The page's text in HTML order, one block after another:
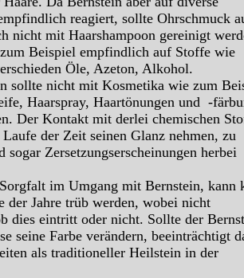
reagiert, sollte Ohrschmuck
nicht mit Haarshampoon gereinigt
Beispiel empfindlich auf Stoffe wie
Öle, Azeton, Alkohol.
sollte nicht mit Kosmetika wie zum
Haarspray, Haartönungen und -
Der Kontakt mit derlei chemischen
der Zeit seinen Glanz nehmen, zu
sogar Zersetzungserscheinungen herbei
im Umgang mit Bernstein, kann
der Jahre trüb werden, wobei nicht
dies eintritt oder nicht. Sollte der
seine Farbe verändern, beeinträchtigt
als traditioneller Heilstein in der